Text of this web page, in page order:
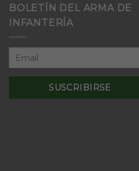
BOLETÍN DEL ARMA DE
INFANTERÍA